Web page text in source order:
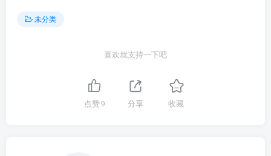
未分类
喜欢就支持一下吧
点赞9 分享 收藏